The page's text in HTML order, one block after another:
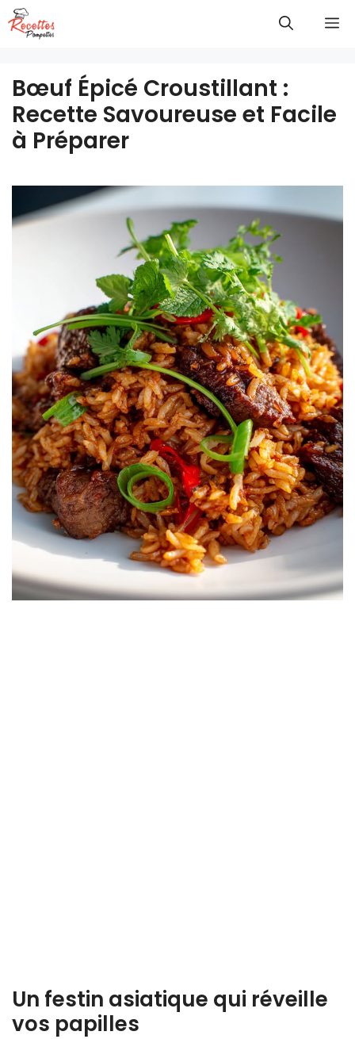
Aller
au
Bœuf Épicé Croustillant :
Recette Savoureuse et Facile
à Préparer
Un festin asiatique qui réveille
vos papilles